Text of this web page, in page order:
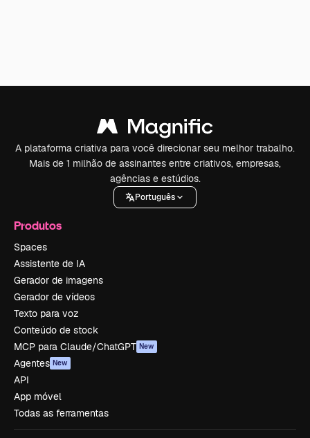
A plataforma criativa para você direcionar seu melhor trabalho.
Mais de 1 milhão de assinantes entre criativos, empresas,
agências e estúdios.
Português
Produtos
Spaces
Assistente de IA
Gerador de imagens
Gerador de vídeos
Texto para voz
Conteúdo de stock
MCP para Claude/ChatGPT New
Agentes New
API
App móvel
Todas as ferramentas